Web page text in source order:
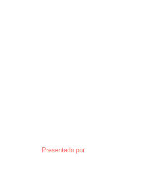
Presentado por